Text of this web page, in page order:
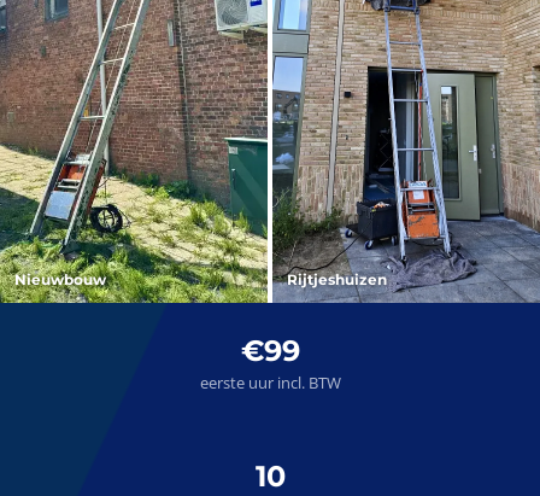
Nieuwbouw Rijtjeshuizen
€99
eerste uur incl. BTW
10